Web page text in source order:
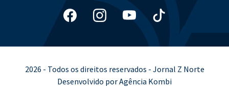
2026 - Todos os direitos reservados - Jornal Z Norte
Desenvolvido por Agência Kombi